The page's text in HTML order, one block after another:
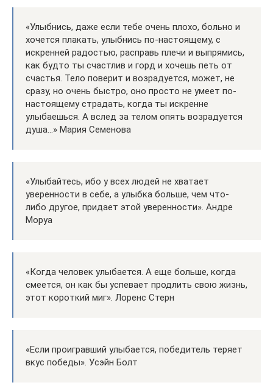
«Улыбнись, даже если тебе очень плохо, больно и
хочется плакать, улыбнись по-настоящему, с
искренней радостью, расправь плечи и выпрямись,
как будто ты счастлив и горд и хочешь петь от
счастья. Тело поверит и возрадуется, может, не
сразу, но очень быстро, оно просто не умеет по-
настоящему страдать, когда ты искренне
улыбаешься. А вслед за телом опять возрадуется
душа…» Мария Семенова
«Улыбайтесь, ибо у всех людей не хватает
уверенности в себе, а улыбка больше, чем что-
либо другое, придает этой уверенности». Андре
Моруа
«Когда человек улыбается. А еще больше, когда
смеется, он как бы успевает продлить свою жизнь,
этот короткий миг». Лоренс Стерн
«Если проигравший улыбается, победитель теряет
вкус победы». Усэйн Болт